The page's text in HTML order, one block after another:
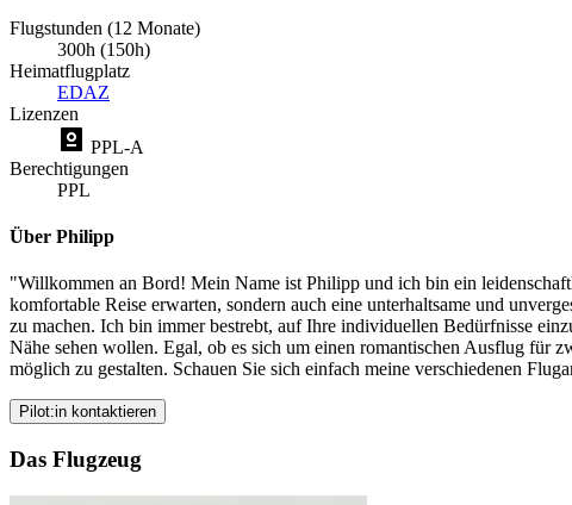
Flugstunden (12 Monate)
300h (150h)
Heimatflugplatz
EDAZ
Lizenzen
PPL-A
Berechtigungen
PPL
Über Philipp
"Willkommen an Bord! Mein Name ist Philipp und ich bin ein
komfortable Reise erwarten, sondern auch eine unterhaltsame und
zu machen. Ich bin immer bestrebt, auf Ihre individuellen Bedürfnisse
Nähe sehen wollen. Egal, ob es sich um einen romantischen Ausflug für
möglich zu gestalten. Schauen Sie sich einfach meine verschiedenen
Pilot:in kontaktieren
Das Flugzeug